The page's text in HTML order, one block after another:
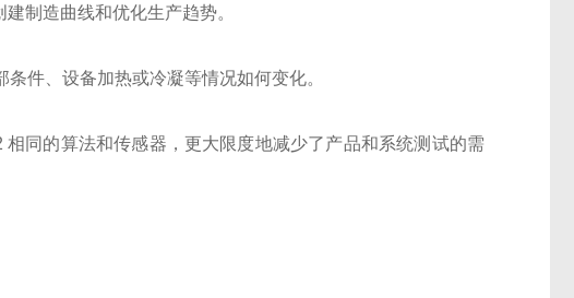
制造曲线和优化生产趋势。
件、设备加热或冷凝等情况如何变化。
同的算法和传感器，更大限度地减少了产品和系统测试的需